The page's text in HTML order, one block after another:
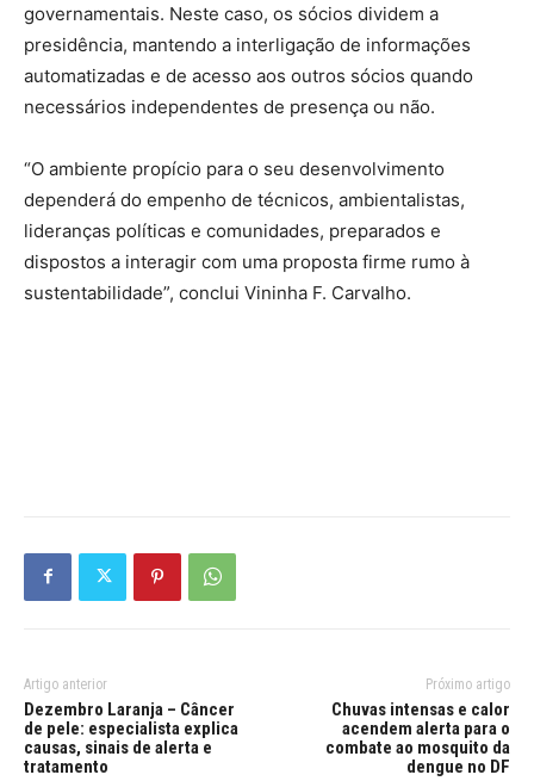
governamentais. Neste caso, os sócios dividem a
presidência, mantendo a interligação de informações
automatizadas e de acesso aos outros sócios quando
necessários independentes de presença ou não.
“O ambiente propício para o seu desenvolvimento
dependerá do empenho de técnicos, ambientalistas,
lideranças políticas e comunidades, preparados e
dispostos a interagir com uma proposta firme rumo à
sustentabilidade”, conclui Vininha F. Carvalho.
Artigo anterior
Dezembro Laranja – Câncer
de pele: especialista explica
causas, sinais de alerta e
tratamento
Próximo artigo
Chuvas intensas e calor
acendem alerta para o
combate ao mosquito da
dengue no DF